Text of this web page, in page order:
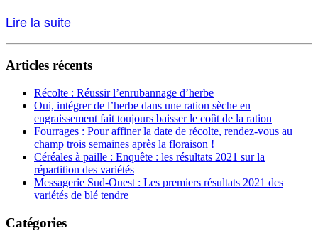
Lire la suite
Articles récents
Récolte : Réussir l’enrubannage d’herbe
Oui, intégrer de l’herbe dans une ration sèche en
engraissement fait toujours baisser le coût de la ration
Fourrages : Pour affiner la date de récolte, rendez-vous au
champ trois semaines après la floraison !
Céréales à paille : Enquête : les résultats 2021 sur la
répartition des variétés
Messagerie Sud-Ouest : Les premiers résultats 2021 des
variétés de blé tendre
Catégories